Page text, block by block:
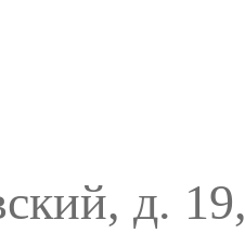
д.